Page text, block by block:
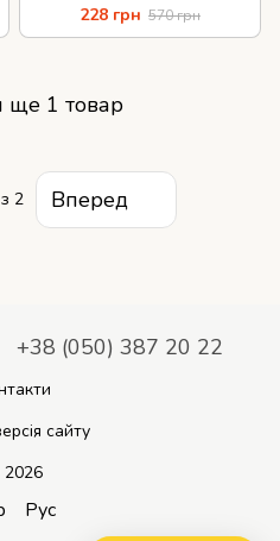
228 грн 570 грн
ще 1 товар
з 2 Вперед
+38 (050) 387 20 22
сайту
Рус